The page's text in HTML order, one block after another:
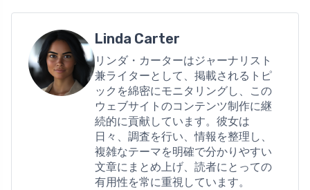
Linda Carter
リンダ・カーターはジャーナリスト
兼ライターとして、掲載されるトピ
ックを綿密にモニタリングし、この
ウェブサイトのコンテンツ制作に継
続的に貢献しています。彼女は
日々、調査を行い、情報を整理し、
複雑なテーマを明確で分かりやすい
文章にまとめ上げ、読者にとっての
有用性を常に重視しています。